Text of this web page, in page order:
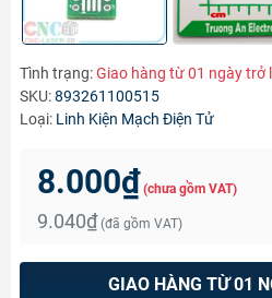
Tình trạng:Giao hàng từ 01 ngày trở
SKU:893261100515
Loại: Linh Kiện Mạch Điện Tử
8.000₫ (chưa gồm VAT)
9.040₫ (đã gồm VAT)
GIAO HÀNG TỪ 01